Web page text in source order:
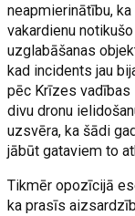
neapmierinātību,
vakardienu
uzglabāšanas
kad incidents jau
pēc Krīzes
divu dronu
uzsvēra, ka šādi
jābūt gataviem to
Tikmēr opozīcijā
ka prasīs